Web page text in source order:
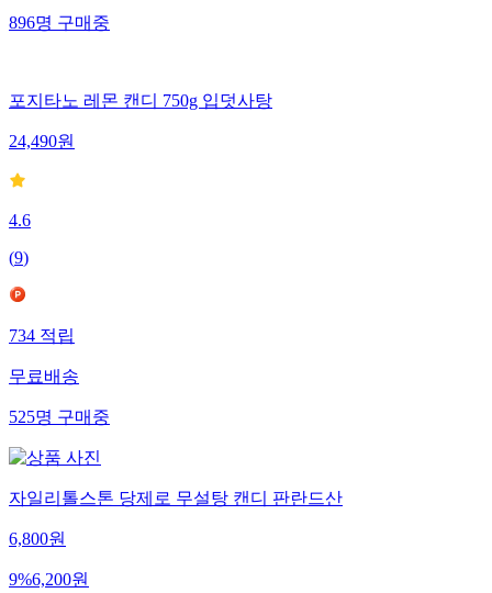
896명구매중
포지타노 레몬 캔디 750g 입덧사탕
24,490원
4.6
(9)
734적립
무료배송
525명구매중
자일리톨스톤 당제로 무설탕 캔디 판란드산
6,800원
9%6,200원